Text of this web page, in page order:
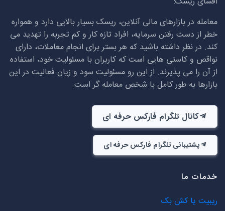
معامله در بازارهای مالی آنلاین، ریسک بسیار بالایی دارد و همواره
خطر از دست رفتن سرمایه، افراد تازه کار و کم تجربه را تهدید می
کند. در نظر داشته باشید که هر بستر برای انجام معاملات، دارای
نواقص و کاستی هایی است که کاربران با مسئولیت خود، استفاده
از آن را می پذیرند. از این رو مسئولیت سود و زیان فعالیت در این
بازارها به طور کامل با شخص معامله گر است.
کانال تلگرام فارکس حرفه ای
پشتیبانی تلگرام فارکس حرفه ای
خدمات ما
ریبیت یا کش بک